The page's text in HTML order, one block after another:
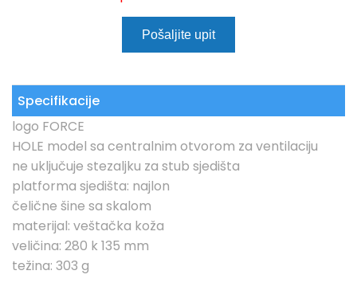
Pošaljite upit
Specifikacije
logo FORCE
HOLE model sa centralnim otvorom za ventilaciju
ne uključuje stezaljku za stub sjedišta
platforma sjedišta: najlon
čelične šine sa skalom
materijal: veštačka koža
veličina: 280 k 135 mm
težina: 303 g